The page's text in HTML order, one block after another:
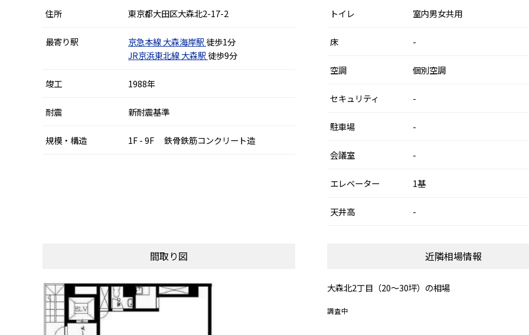
住所 東京都大田区大森北2-17-2
最寄り駅 京急本線大森海岸駅 徒歩1分
JR京浜東北線大森駅 徒歩9分
竣工 1988年
耐震 新耐震基準
規模・構造 1F - 9F 鉄骨鉄筋コンクリート造
トイレ 室内男女共用
床 -
空調 個別空調
セキュリティ -
駐車場 -
会議室 -
エレベーター 1基
天井高 -
間取り図 近隣相場情報
大森北2丁目（20～30坪）の相場
調査中